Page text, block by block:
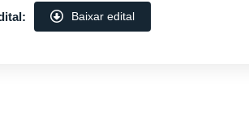
Baixar edital